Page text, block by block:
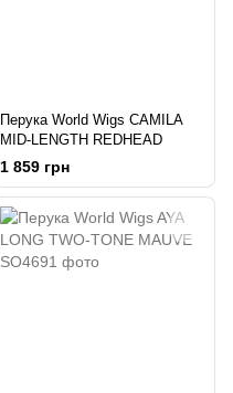
Перука World Wigs CAMILA
MID-LENGTH REDHEAD
1 859 грн